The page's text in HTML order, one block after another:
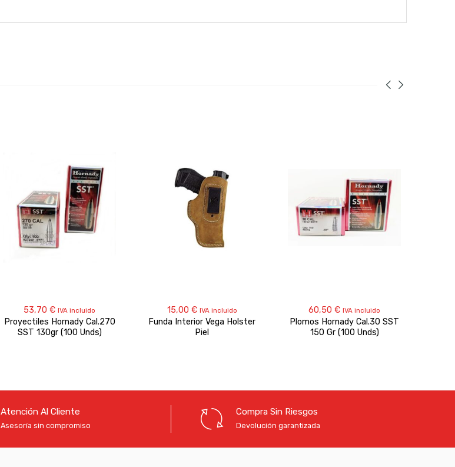
53,70 € IVA incluido
Proyectiles Hornady Cal.270
SST 130gr (100 Unds)
15,00 € IVA incluido
Funda Interior Vega Holster
Piel
60,50 € IVA incluido
Plomos Hornady Cal.30 SST
150 Gr (100 Unds)
Atención Al Cliente
Asesoría sin compromiso
Compra Sin Riesgos
Devolución garantizada